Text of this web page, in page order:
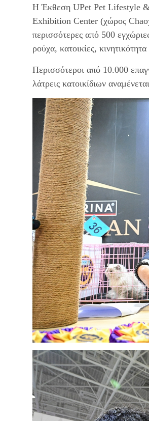
Η Έκθεση UPet Pet Lifestyle &
Exhibition Center (χώρος
περισσότερες από 500
ρούχα, κατοικίες, κινητικότητα
Περισσότεροι από 10.000
λάτρεις κατοικίδιων